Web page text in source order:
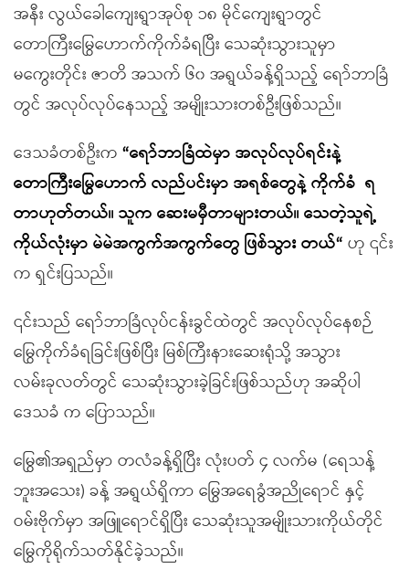
အနီး လွယ်ခေါကျေးရွာအုပ်စု ၁၈ မိုင်ကျေးရွာတွင်
တောကြီးမြွေဟောက်ကိုက်ခံရပြီး သေဆုံးသွားသူမှာ
မကွေးတိုင်း ဇာတိ အသက် ၆၀ အရွယ်ခန့်ရှိသည့် ရော်ဘာခြံ
တွင် အလုပ်လုပ်နေသည့် အမျိုးသားတစ်ဦးဖြစ်သည်။
ဒေသခံတစ်ဦးက “ရော်ဘာခြံထဲမှာ အလုပ်လုပ်ရင်းနဲ့
တောကြီးမြွေဟောက် လည်ပင်းမှာ အရစ်တွေနဲ့ကိုက်ခံ ရ
တာဟုတ်တယ်။ သူက ဆေးမမှီတာများတယ်။ သေတဲ့သူရဲ့
ကိုယ်လုံးမှာ မဲမဲအကွက်အကွက်တွေ ဖြစ်သွား တယ်“ ဟု ၎င်း
က ရှင်းပြသည်။
၎င်းသည် ရော်ဘာခြံလုပ်ငန်းခွင်ထဲတွင် အလုပ်လုပ်နေစဉ်
မြွေကိုက်ခံရခြင်းဖြစ်ပြီး မြစ်ကြီးနားဆေးရုံသို့ အသွား
လမ်းခုလတ်တွင် သေဆုံးသွားခဲ့ခြင်းဖြစ်သည်ဟု အဆိုပါ
ဒေသခံ က ပြောသည်။
မြွေ၏အရှည်မှာ တလံခန့်ရှိပြီး လုံးပတ် ၄ လက်မ (ရေသန့်
ဘူးအသေး) ခန့် အရွယ်ရှိကာ မြွေအရေခွံအညိုရောင် နှင့်
ဝမ်းဗိုက်မှာ အဖြူရောင်ရှိပြီး သေဆုံးသူအမျိုးသားကိုယ်တိုင်
မြွေကိုရိုက်သတ်နိုင်ခဲ့သည်။